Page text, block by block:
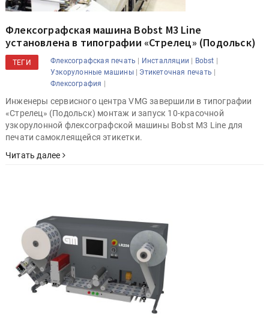
Флексографская машина Bobst M3 Line
установлена в типографии «Стрелец» (Подольск)
ТЕГИ Флексографская печать | Инсталляции | Bobst |
Узкорулонные машины| Этикеточная печать |
Флексография |
Инженеры сервисного центра VMG завершили в типографии
«Стрелец» (Подольск) монтаж и запуск 10-красочной
узкорулонной флексографской машины Bobst M3 Line для
печати самоклеящейся этикетки.
Читать далее